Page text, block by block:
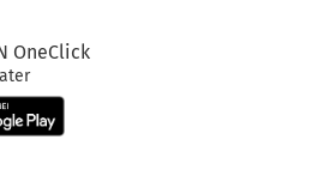
OneClick